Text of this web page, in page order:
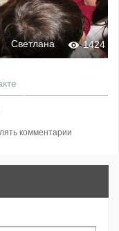
1424
Светлана
комментарии